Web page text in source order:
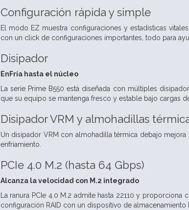
Configuración rápida y simple
El modo EZ muestra configuraciones y estadísticas
con un click de configuraciones importantes, todo para
Disipador
EnFría hasta el núcleo
La serie Prime B550 está diseñada con múltiples
que su equipo se mantenga fresco y estable bajo cargas
Disipador VRM y almohadillas
Un disipador VRM con almohadilla térmica debajo
enfriamiento.
PCIe 4.0 M.2 (hasta 64 Gbps)
Alcanza la velocidad con M.2 integrado
La ranura PCIe 4.0 M.2 admite hasta 22110 y
configuración RAID con un dispositivo de